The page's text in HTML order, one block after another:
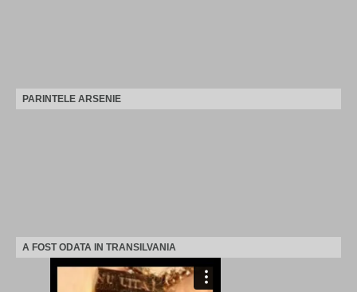
PARINTELE ARSENIE
A FOST ODATA IN TRANSILVANIA